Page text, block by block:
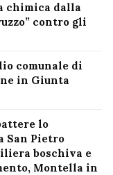
chimica dalla
contro gli
comunale di
in Giunta
lo
San Pietro
boschiva e
Montella in